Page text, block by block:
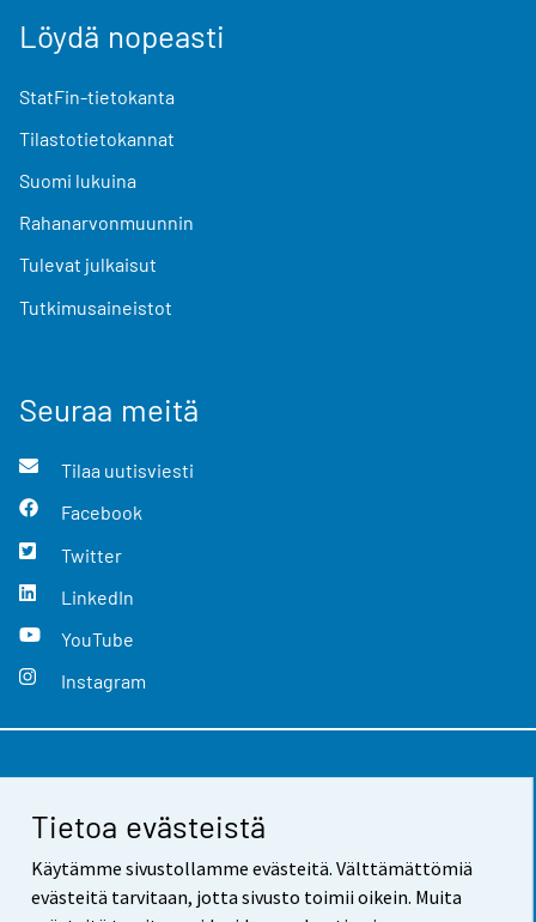
Tietoa evästeistä
Käytämme sivustollamme evästeitä. Välttämättömiä
evästeitä tarvitaan, jotta sivusto toimii oikein. Muita
Löydä nopeasti
StatFin-tietokanta
Tilastotietokannat
Suomi lukuina
Rahanarvonmuunnin
Tulevat julkaisut
Tutkimusaineistot
Seuraa meitä
Tilaa uutisviesti
Facebook
Twitter
LinkedIn
YouTube
Instagram
Yhteystiedot
Palaute
Käyttöehdot